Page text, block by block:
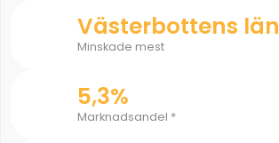
Västerbottens län
Minskade mest
5,3%
Marknadsandel *